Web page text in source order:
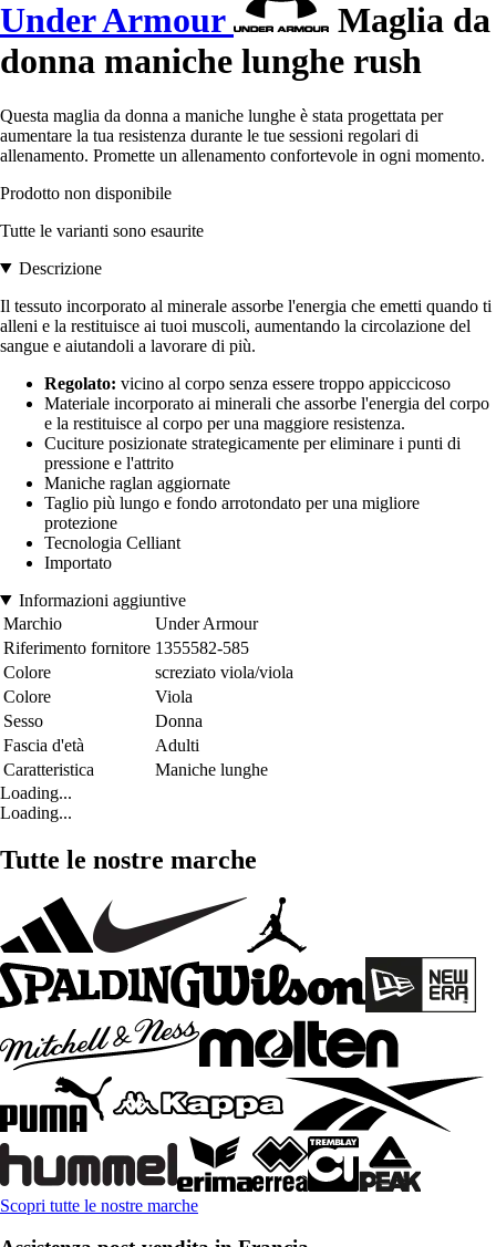
Under Armour
Maglia da
donna maniche lunghe rush
Questa maglia da donna a maniche lunghe è stata progettata per
aumentare la tua resistenza durante le tue sessioni regolari di
allenamento. Promette un allenamento confortevole in ogni momento.
Prodotto non disponibile
Tutte le varianti sono esaurite
Descrizione
Il tessuto incorporato al minerale assorbe l'energia che emetti quando ti
alleni e la restituisce ai tuoi muscoli, aumentando la circolazione del
sangue e aiutandoli a lavorare di più.
Regolato: vicino al corpo senza essere troppo appiccicoso
Materiale incorporato ai minerali che assorbe l'energia del corpo
e la restituisce al corpo per una maggiore resistenza.
Cuciture posizionate strategicamente per eliminare i punti di
pressione e l'attrito
Maniche raglan aggiornate
Taglio più lungo e fondo arrotondato per una migliore
protezione
Tecnologia Celliant
Importato
Informazioni aggiuntive
Marchio
Under Armour
Riferimento fornitore 1355582-585
Colore
screziato viola/viola
Colore
Viola
Sesso
Donna
Fascia d'età
Adulti
Caratteristica
Maniche lunghe
Loading...
Loading...
Tutte le nostre marche
Scopri tutte le nostre marche